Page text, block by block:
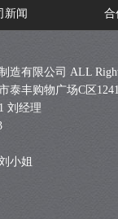
新闻 合
造有限公司 ALL
泰丰购物广场C区
刘经理
小姐